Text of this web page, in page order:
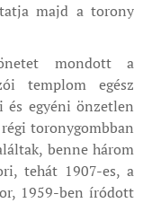
majd a torony
mondott a
templom egész
és egyéni önzetlen
toronygombban
benne három
tehát 1907-es, a
1959-ben íródott